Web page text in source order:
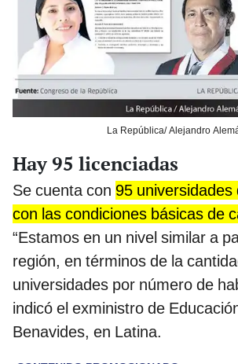
La República/ Alejandro
Hay 95 licenciadas
Se cuenta con 95 universidades
con las condiciones básicas de
“Estamos en un nivel similar a
región, en términos de la
universidades por número de
indicó el exministro de
Benavides, en Latina.